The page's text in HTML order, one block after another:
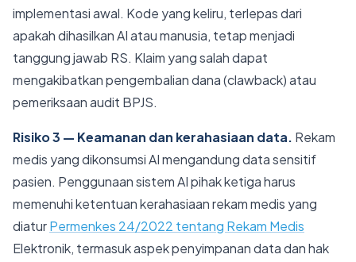
implementasi awal. Kode yang keliru, terlepas dari
apakah dihasilkan AI atau manusia, tetap menjadi
tanggung jawab RS. Klaim yang salah dapat
mengakibatkan pengembalian dana (clawback) atau
pemeriksaan audit BPJS.
Risiko 3 — Keamanan dan kerahasiaan data. Rekam
medis yang dikonsumsi AI mengandung data sensitif
pasien. Penggunaan sistem AI pihak ketiga harus
memenuhi ketentuan kerahasiaan rekam medis yang
diaturPermenkes 24/2022 tentang Rekam Medis
Elektronik, termasuk aspek penyimpanan data dan hak